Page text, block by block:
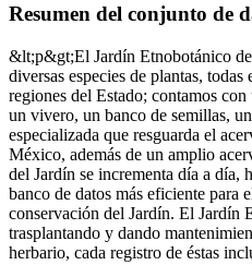
Resumen del conjunto de
&lt;p&gt;El Jardín Etnobotánico
diversas especies de plantas,
regiones del Estado; contamos
un vivero, un banco de semillas,
especializada que resguarda el
México, además de un amplio
del Jardín se incrementa día a día,
banco de datos más eficiente para
conservación del Jardín. El Jardín
trasplantando y dando
herbario, cada registro de éstas